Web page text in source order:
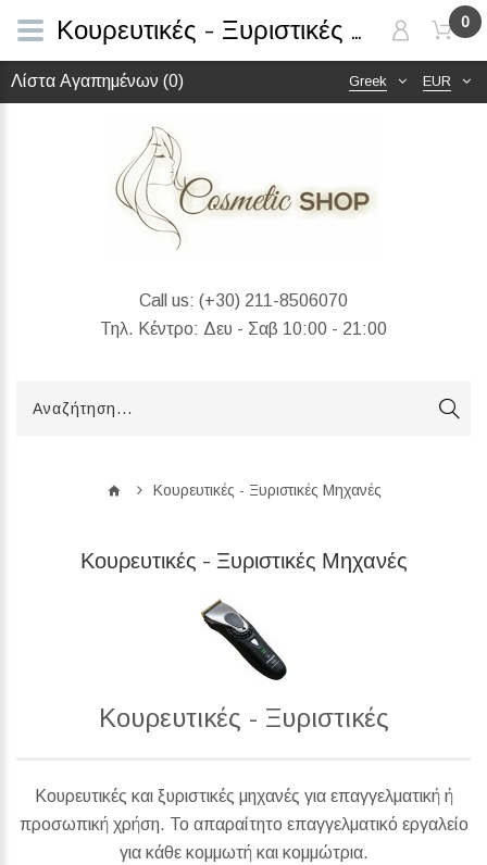
EUR
Greek
Call us: (+30) 211-8506070
Τηλ. Κέντρο: Δευ - Σαβ 10:00 - 21:00
0
Λίστα Αγαπημένων (0)
Κουρευτικές - Ξυριστικές Μηχανές
Κουρευτικές - Ξυριστικές Μηχανές
Κουρευτικές - Ξυριστικές
Κουρευτικές και ξυριστικές μηχανές για επαγγελματική ή
προσωπική χρήση. Το απαραίτητο επαγγελματικό εργαλείο
για κάθε κομμωτή και κομμώτρια.
Κουρευτικές - Ξυριστικές Μηχανές